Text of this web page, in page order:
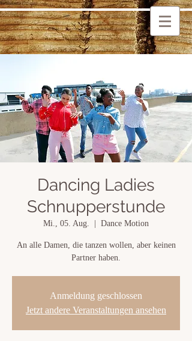
Dancing Ladies
Schnupperstunde
Mi., 05. Aug. Dance Motion
An alle Damen, die tanzen wollen, aber keinen
Partner haben.
Anmeldung geschlossen
Jetzt andere Veranstaltungen ansehen